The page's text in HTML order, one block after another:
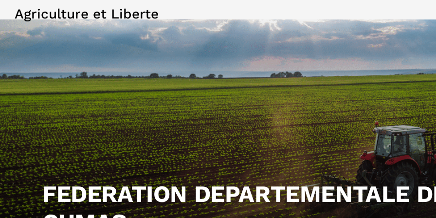
Agriculture et Liberte
FEDERATION DEPARTEMENTALE